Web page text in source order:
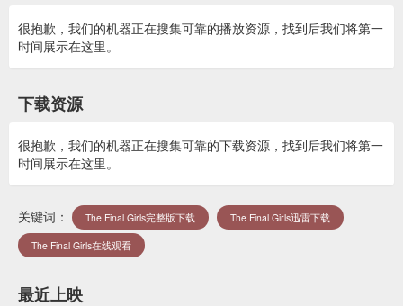
很抱歉，我们的机器正在搜集可靠的播放资源，找到后我们将第一
时间展示在这里。
下载资源
很抱歉，我们的机器正在搜集可靠的下载资源，找到后我们将第一
时间展示在这里。
关键词： The Final Girls完整版下载 The Final Girls迅雷下载
The Final Girls在线观看
最近上映